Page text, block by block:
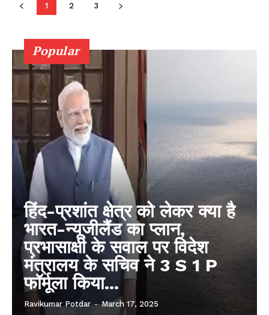
1 2 3
Popular
हिंद-प्रशांत क्षेत्र को लेकर क्या है
भारत-न्यूजीलैंड का प्लान,
प्रभासाक्षी के सवाल पर विदेश
मंत्रालय के सचिव ने 3 S 1 P
फॉर्मूला किया...
Ravikumar Potdar - March 17, 2025